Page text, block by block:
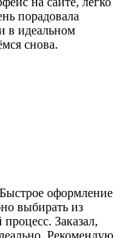
порадовала
в идеальном
снова.
оформление
выбирать из
Заказал,
Рекомендую